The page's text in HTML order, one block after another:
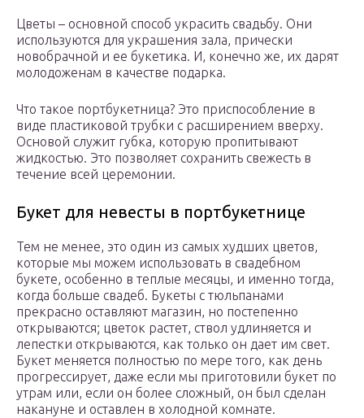
Цветы – основной способ украсить свадьбу. Они
используются для украшения зала, прически
новобрачной и ее букетика. И, конечно же, их дарят
молодоженам в качестве подарка.
Что такое портбукетница? Это приспособление в
виде пластиковой трубки с расширением вверху.
Основой служит губка, которую пропитывают
жидкостью. Это позволяет сохранить свежесть в
течение всей церемонии.
Букет для невесты в портбукетнице
Тем не менее, это один из самых худших цветов,
которые мы можем использовать в свадебном
букете, особенно в теплые месяцы, и именно тогда,
когда больше свадеб. Букеты с тюльпанами
прекрасно оставляют магазин, но постепенно
открываются; цветок растет, ствол удлиняется и
лепестки открываются, как только он дает им свет.
Букет меняется полностью по мере того, как день
прогрессирует, даже если мы приготовили букет по
утрам или, если он более сложный, он был сделан
накануне и оставлен в холодной комнате.